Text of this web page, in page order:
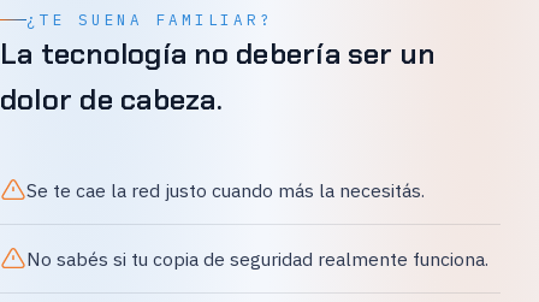
¿TE SUENA FAMILIAR?
La tecnología no debería ser un
dolor de cabeza.
Se te cae la red justo cuando más la necesitás.
No sabés si tu copia de seguridad realmente funciona.